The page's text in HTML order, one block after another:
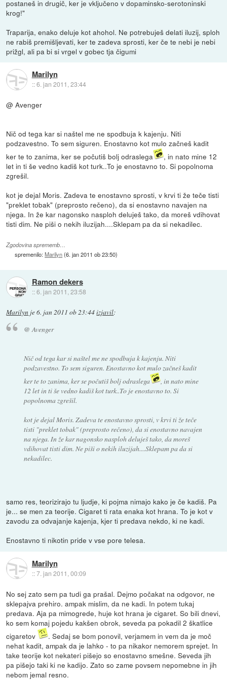
postaneš in drugič, ker je vključeno v dopaminsko-serotoninski
krog!"
Traparija, enako deluje kot ahohol. Ne potrebuješ delati iluzij, sploh
ne rabiš premišljevati, ker te zadeva sprosti, ker če te nebi je nebi
prižgl, ali pa bi si vrgel v gobec tja čigumi
Marilyn
::6. jan 2011, 23:44
@ Avenger
Nič od tega kar si naštel me ne spodbuja k kajenju. Niti
podzavestno. To sem siguren. Enostavno kot mulo začneš kadit
ker te to zanima, ker se počutiš bolj odraslega
, in nato mine 12
let in ti še vedno kadiš kot turk..To je enostavno to. Si popolnoma
zgrešil.
kot je dejal Moris. Zadeva te enostavno sprosti, v krvi ti že teče tisti
"preklet tobak" (preprosto rečeno), da si enostavno navajen na
njega. In že kar nagonsko nasploh deluješ tako, da moreš vdihovat
tisti dim. Ne piši o nekih iluzijah....Sklepam pa da si nekadilec.
Zgodovina sprememb…
spremenilo:Marilyn(6. jan 2011 ob 23:50)
Ramon dekers
::6. jan 2011, 23:58
Marilyn je6. jan 2011 ob 23:44izjavil:
@ Avenger
Nič od tega kar si naštel me ne spodbuja k kajenju. Niti
podzavestno. To sem siguren. Enostavno kot mulo začneš kadit
ker te to zanima, ker se počutiš bolj odraslega
, in nato mine
12 let in ti še vedno kadiš kot turk..To je enostavno to. Si
popolnoma zgrešil.
kot je dejal Moris. Zadeva te enostavno sprosti, v krvi ti že teče
tisti "preklet tobak" (preprosto rečeno), da si enostavno navajen
na njega. In že kar nagonsko nasploh deluješ tako, da moreš
vdihovat tisti dim. Ne piši o nekih iluzijah....Sklepam pa da si
nekadilec.
samo res, teorizirajo tu ljudje, ki pojma nimajo kako je če kadiš. Pa
je... se men za teorije. Cigaret ti rata enaka kot hrana. To je kot v
zavodu za odvajanje kajenja, kjer ti predava nekdo, ki ne kadi.
Enostavno ti nikotin pride v vse pore telesa.
Marilyn
::7. jan 2011, 00:09
No sej zato sem pa tudi ga prašal. Dejmo počakat na odgovor, ne
sklepajva prehiro. ampak mislim, da ne kadi. In potem tukaj
predava. Aja pa mimogrede, huje kot hrana je cigaret. So bili dnevi,
ko sem komaj pojedu kakšen obrok, seveda pa pokadil 2 škatlice
cigaretov
. Sedaj se bom ponovil, verjamem in vem da je moč
nehat kadit, ampak da je lahko - to pa nikakor nemorem sprejet. In
take teorije kot nekateri pišejo so enostavno smešne. Seveda jih
pa pišejo taki ki ne kadijo. Zato so zame povsem nepomebne in jih
nebom jemal resno.